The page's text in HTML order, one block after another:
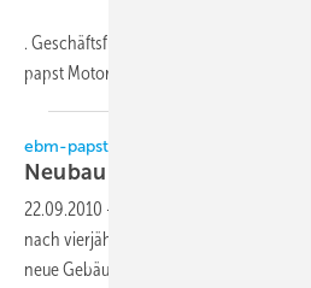
. Geschäftsführer Bernhard Fischer
papst Motoren
ebm-papst
Neubau in
22.09.2010 -
nach vierjährigem Bestehen in ein neues
neue Gebäude mit Lager und